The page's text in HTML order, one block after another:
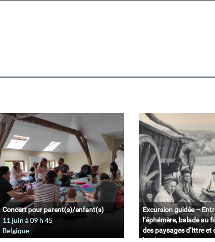
Concert pour parent(s)/enfant(s)
11 juin à 09h 45
Belgique
Excursion guidée –
l’éphémère, balade au
des paysages d’Ittre et